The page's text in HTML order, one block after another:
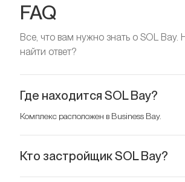
FAQ
Все, что вам нужно знать о SOL Bay.
найти ответ?
Где находится SOL Bay?
Комплекс расположен в Business Bay.
Кто застройщик SOL Bay?